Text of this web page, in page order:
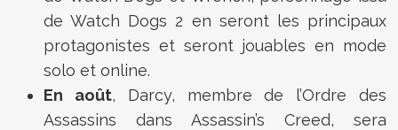
de Watch Dogs 2 en seront les principaux
protagonistes et seront jouables en mode
solo et online.
En août, Darcy, membre de l’Ordre des
Assassins dans Assassin’s Creed, sera